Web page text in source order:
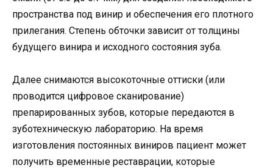
пространства под винир и обеспечения его плотного
прилегания. Степень обточки зависит от толщины
будущего винира и исходного состояния зуба.
Далее снимаются высокоточные оттиски (или
проводится цифровое сканирование)
препарированных зубов, которые передаются в
зуботехническую лабораторию. На время
изготовления постоянных виниров пациент может
получить временные реставрации, которые